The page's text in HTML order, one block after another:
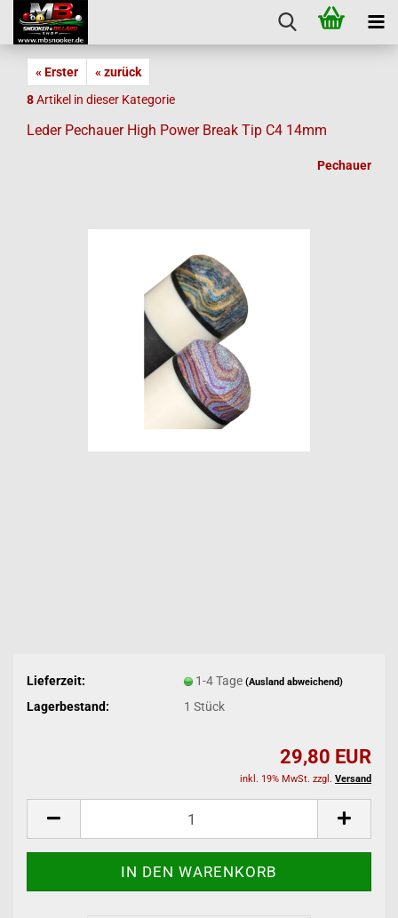
« Erster
« zurück
8Artikel in dieser Kategorie
Leder Pechauer High Power Break Tip C4 14mm
Pechauer
Lieferzeit: 1-4 Tage (Ausland abweichend)
Lagerbestand: 1 Stück
29,80 EUR
inkl. 19% MwSt. zzgl. Versand